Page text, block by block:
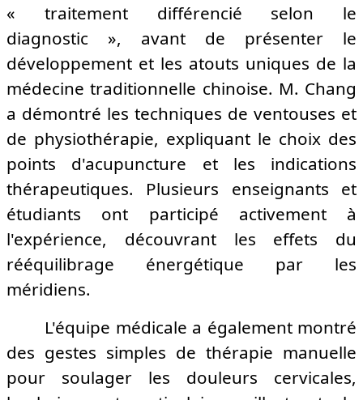
« traitement différencié selon le
diagnostic », avant de présenter le
développement et les atouts uniques de la
médecine traditionnelle chinoise. M. Chang
a démontré les techniques de ventouses et
de physiothérapie, expliquant le choix des
points d'acupuncture et les indications
thérapeutiques. Plusieurs enseignants et
étudiants ont participé activement à
l'expérience, découvrant les effets du
rééquilibrage énergétique par les
méridiens.
L'équipe médicale a également montré
des gestes simples de thérapie manuelle
pour soulager les douleurs cervicales,